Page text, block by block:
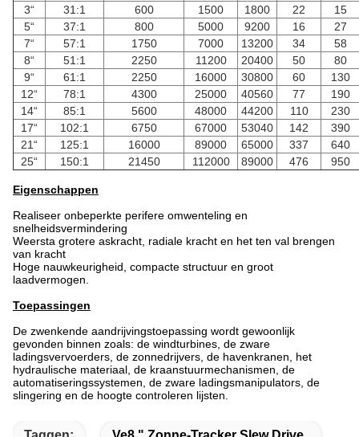
3“ 31:1 600 1500 1800 22
15
5“
37:1 800 5000 9200 16
27
7“
57:1 1750 7000 13200 34
58
8“
51:1 2250 11200 20400 50
80
9“
61:1 2250 16000 30800 60
130
12“
78:1 4300 25000 40560 77
190
14“
85:1 5600 48000 44200 110
230
17“
102:1 6750 67000 53040 142
390
21“
125:1 16000 89000 65000 337
640
25“
150:1 21450 112000 89000 476 950
Eigenschappen
Realiseer onbeperkte perifere omwenteling en
snelheidsvermindering
Weersta grotere askracht, radiale kracht en het ten val brengen
van kracht
Hoge nauwkeurigheid, compacte structuur en groot
laadvermogen.
Toepassingen
De zwenkende aandrijvingstoepassing wordt gewoonlijk
gevonden binnen zoals: de windturbines, de zware
ladingsvervoerders, de zonnedrijvers, de havenkranen, het
hydraulische materiaal, de kraanstuurmechanismen, de
automatiseringssystemen, de zware ladingsmanipulators, de
slingering en de hoogte controleren lijsten.